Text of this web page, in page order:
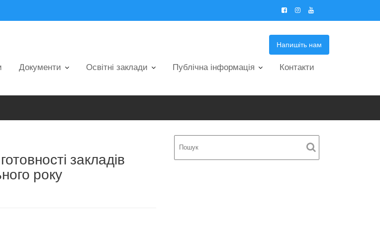
Напишіть нам
Документи Освітні заклади Публічна інформація Контакти
закладів
року